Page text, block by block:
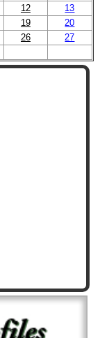
12
13
19
20
26
27